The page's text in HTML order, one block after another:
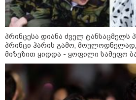
კატეგორიის ყველა
საზამთროს
სამკვდრო-
პრინცესა დიანა ძველ ტანსაცმელს
პრინცი ჰარის გამო,
მიზეზით ყიდდა - ყოფილი სამეფო
საკუთარ წიგნში საუბრობს